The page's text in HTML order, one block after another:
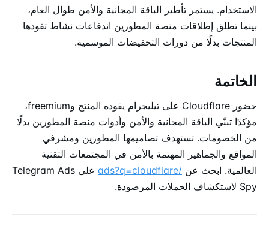
الاستخدام. يستمر تأطير الباقة المجانية والأمن طوال العام،
بينما تطلق إطلاقات منصة المطورين اندفاعات نشاط تقودها
المنتجات بدلًا من دورات التخفيضات الموسمية.
الخاتمة
حضور Cloudflare على تيليجرام يقوده المنتج وfreemium،
مؤكدًا تبنّي الباقة المجانية والأمن وأدوات منصة المطورين بدلًا
من الخصومات. تستهدف تصاميمها المطورين ومشرفي
المواقع والجماهير المهتمة بالأمن في المجتمعات التقنية
العالمية. ابحث عن /ads?q=cloudflare
على Telegram Ads
Spy لاستكشاف الحملات المرصودة.